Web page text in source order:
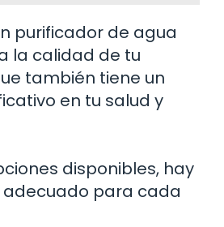
purificador de agua
la calidad de tu
también tiene un
en tu salud y
disponibles, hay
adecuado para cada